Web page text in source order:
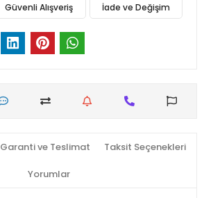
Güvenli Alışveriş İade ve Değişim
Garanti ve Teslimat Taksit Seçenekleri
Yorumlar